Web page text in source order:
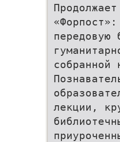
передовую
собранной
лекции,